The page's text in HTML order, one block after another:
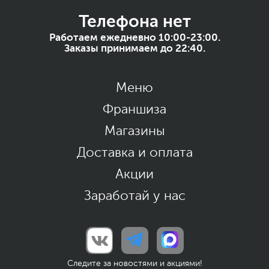
Телефона нет
Работаем ежедневно 10:00-23:00.
Заказы принимаем до 22:40.
Меню
Франшиза
Магазины
Доставка и оплата
Акции
Заработай у нас
Следите за новостями и акциями!